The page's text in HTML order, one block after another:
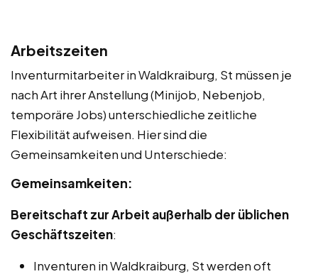
Arbeitszeiten
Inventurmitarbeiter in Waldkraiburg, St müssen je
nach Art ihrer Anstellung (Minijob, Nebenjob,
temporäre Jobs) unterschiedliche zeitliche
Flexibilität aufweisen. Hier sind die
Gemeinsamkeiten und Unterschiede:
Gemeinsamkeiten:
Bereitschaft zur Arbeit außerhalb der üblichen
Geschäftszeiten:
Inventuren in Waldkraiburg, St werden oft